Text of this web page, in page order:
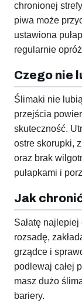
chronionej
piwa może
ustawiona
regularnie
Czego nie
Ślimaki nie
przejścia
skuteczność.
ostre skorupki,
oraz brak
pułapkami i
Jak
Sałatę
rozsadę,
grządce i
podlewaj całej
masz dużo
bariery.